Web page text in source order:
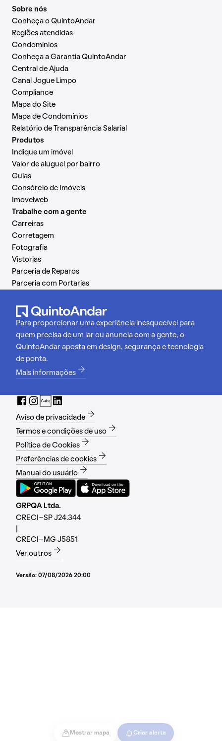
Mostrar mapa Criar alerta
Sobre nós
Conheça o QuintoAndar
Regiões atendidas
Condomínios
Conheça a Garantia QuintoAndar
Central de Ajuda
Canal Jogue Limpo
Compliance
Mapa do Site
Mapa de Condomínios
Relatório de Transparência Salarial
Produtos
Indique um imóvel
Valor de aluguel por bairro
Guias
Consórcio de Imóveis
Imovelweb
Trabalhe com a gente
Carreiras
Corretagem
Fotografia
Vistorias
Parceria de Reparos
Parceria com Portarias
Para proporcionar uma experiência inesquecível para
quem precisa de um lar ou anuncia com a gente, o
QuintoAndar aposta em design, segurança e tecnologia
de ponta.
Mais informações
Aviso de privacidade
Termos e condições de uso
Política de Cookies
Preferências de cookies
Manual do usuário
GRPQA Ltda.
CRECI-SP J24.344
CRECI-MG J5851
Ver outros
Versão: 07/08/2026 20:00